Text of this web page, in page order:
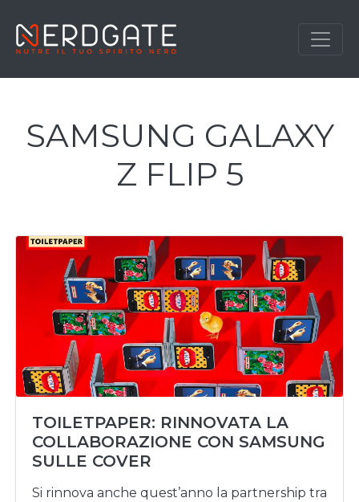
SAMSUNG GALAXY
Z FLIP 5
TOILETPAPER: RINNOVATA LA
COLLABORAZIONE CON SAMSUNG
SULLE COVER
Si rinnova anche quest’anno la partnership tra